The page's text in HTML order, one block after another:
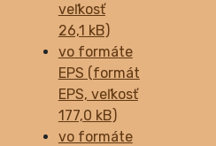
veľkosť
26,1 kB)
vo formáte
EPS (formát
EPS, veľkosť
177,0 kB)
vo formáte